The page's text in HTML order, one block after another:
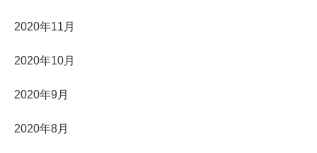
2020年11月
2020年10月
2020年9月
2020年8月